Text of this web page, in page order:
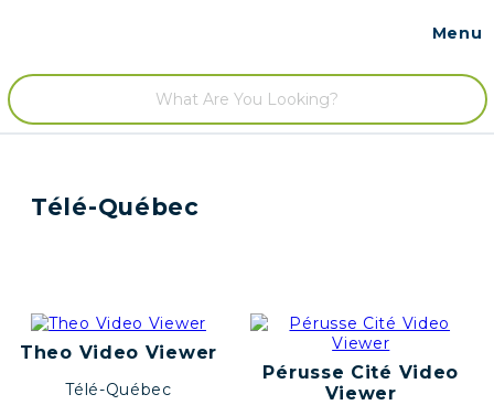
Menu
Télé-Québec
Theo Video Viewer
Télé-Québec
Pérusse Cité Video
Viewer